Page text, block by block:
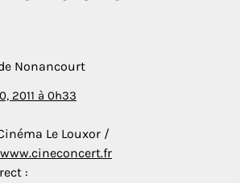
Nonancourt
2011 à 0h33
Le Louxor /
: